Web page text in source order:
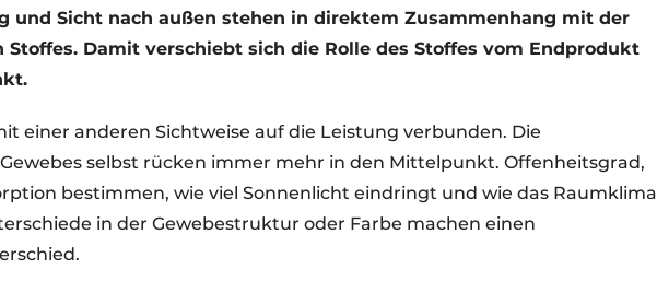
und Sicht nach außen stehen in direktem Zusammenhang mit der
Stoffes. Damit verschiebt sich die Rolle des Stoffes vom Endprodukt
einer anderen Sichtweise auf die Leistung verbunden. Die
selbst rücken immer mehr in den Mittelpunkt. Offenheitsgrad,
bestimmen, wie viel Sonnenlicht eindringt und wie das Raumklima
in der Gewebestruktur oder Farbe machen einen